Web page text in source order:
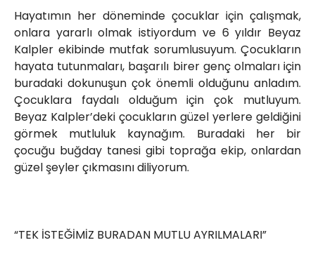
Hayatımın her döneminde çocuklar için çalışmak,
onlara yararlı olmak istiyordum ve 6 yıldır Beyaz
Kalpler ekibinde mutfak sorumlusuyum. Çocukların
hayata tutunmaları, başarılı birer genç olmaları için
buradaki dokunuşun çok önemli olduğunu anladım.
Çocuklara faydalı olduğum için çok mutluyum.
Beyaz Kalpler’deki çocukların güzel yerlere geldiğini
görmek mutluluk kaynağım. Buradaki her bir
çocuğu buğday tanesi gibi toprağa ekip, onlardan
güzel şeyler çıkmasını diliyorum.
“TEK İSTEĞİMİZ BURADAN MUTLU AYRILMALARI”